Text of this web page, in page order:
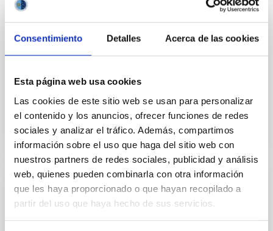
Consentimiento Detalles Acerca de las cookies
Esta página web usa cookies
Las cookies de este sitio web se usan para personalizar
el contenido y los anuncios, ofrecer funciones de redes
sociales y analizar el tráfico. Además, compartimos
información sobre el uso que haga del sitio web con
nuestros partners de redes sociales, publicidad y análisis
web, quienes pueden combinarla con otra información
que les haya proporcionado o que hayan recopilado a
partir del uso que haya hecho de sus servicios.
Telescopio STRIP en el Observatorio del
Teide
Tiene por objeto establecer la prórroga de la
colaboración entre la FGG-INAF y el IAC para llevar a
la...
AGREEMENT
Adenda de prórroga del Convenio entre la